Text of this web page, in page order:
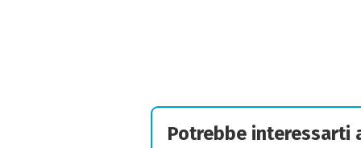
Potrebbe interessarti